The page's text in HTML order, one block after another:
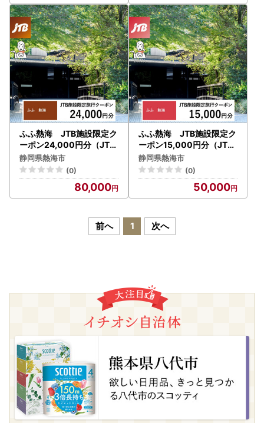
ふふ熱海 JTB施設限定ク
ーポン24,000円分（JTB
ふるさとトラベルコンシェ
ルジュでのご予約限定）
静岡県熱海市
(0)
80,000
ふふ熱海 JTB施設限定ク
ーポン15,000円分（JTB
ふるさとトラベルコンシェ
ルジュでのご予約限定）
静岡県熱海市
(0)
50,000
前へ 1 次へ